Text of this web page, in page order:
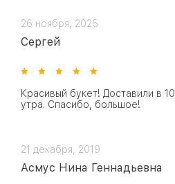
26 ноября, 2025
Сергей
Красивый букет! Доставили в 10
утра. Спасибо, большое!
21 декабря, 2019
Асмус Нина Геннадьевна